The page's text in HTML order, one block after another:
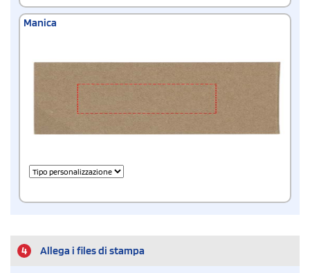
Manica
4 Allega i files di stampa